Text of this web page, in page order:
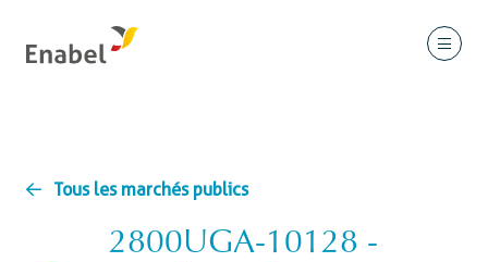
Tous les marchés publics
2800UGA-10128 -